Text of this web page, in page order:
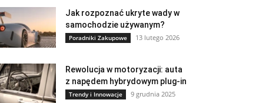
Jak rozpoznać ukryte wady w
samochodzie używanym?
Poradniki Zakupowe 13 lutego 2026
Rewolucja w motoryzacji: auta
z napędem hybrydowym plug-in
Trendy i Innowacje 9 grudnia 2025